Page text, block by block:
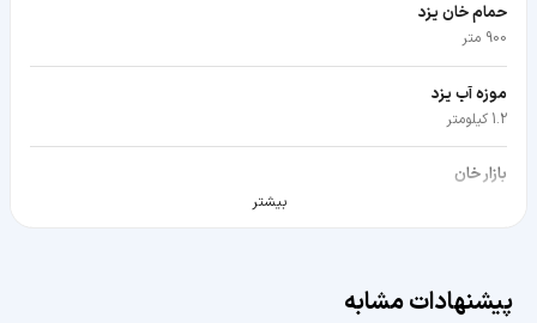
حمام خان یزد
900 متر
موزه آب یزد
1.2 کیلومتر
بازار خان
بیشتر
پیشنهادات مشابه